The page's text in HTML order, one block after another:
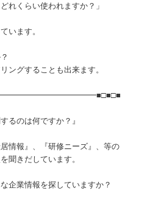
れくらい使われますか？」
います。
ングすることも出来ます。
るのは何ですか？』
』、『研修ニーズ』、等の
だしています。
情報を探していますか？